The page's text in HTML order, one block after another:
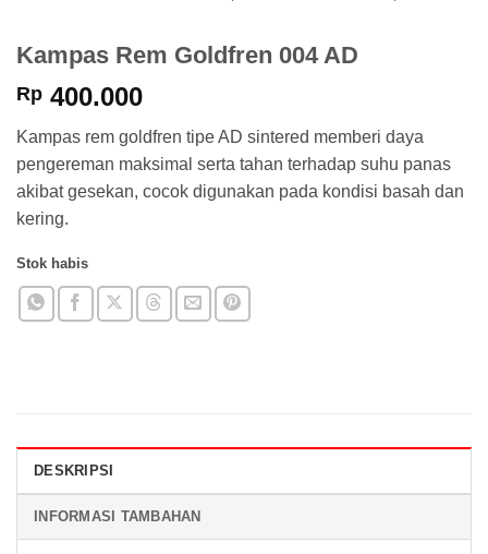
Kampas Rem Goldfren 004 AD
Rp 400.000
Kampas rem goldfren tipe AD sintered memberi daya
pengereman maksimal serta tahan terhadap suhu panas
akibat gesekan, cocok digunakan pada kondisi basah dan
kering.
Stok habis
DESKRIPSI
INFORMASI TAMBAHAN